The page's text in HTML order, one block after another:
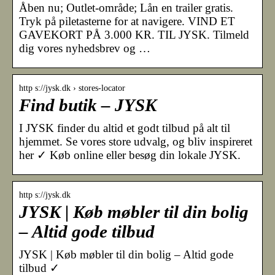
Åben nu; Outlet-område; Lån en trailer gratis.
Tryk på piletasterne for at navigere. VIND ET
GAVEKORT PÅ 3.000 KR. TIL JYSK. Tilmeld
dig vores nyhedsbrev og …
http s://jysk.dk › stores-locator
Find butik – JYSK
I JYSK finder du altid et godt tilbud på alt til
hjemmet. Se vores store udvalg, og bliv inspireret
her ✓ Køb online eller besøg din lokale JYSK.
http s://jysk.dk
JYSK | Køb møbler til din bolig
– Altid gode tilbud
JYSK | Køb møbler til din bolig – Altid gode
tilbud ✓